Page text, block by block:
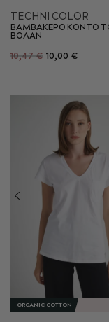
TECHNI COLOR
ΒΑΜΒΑΚΕΡΟ ΚΟΝΤΟ
ΒΟΛΑΝ
10,47 € 10,00 €
ORGANIC COTTON